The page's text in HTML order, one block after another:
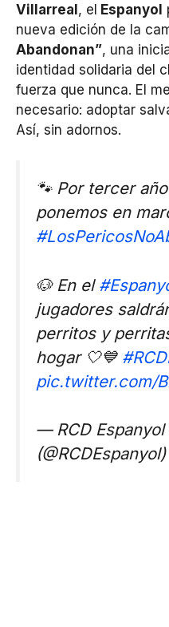
Villarreal, el Espanyol
nueva edición de la
Abandonan”, una
identidad solidaria del
fuerza que nunca. El
necesario: adoptar
Así, sin adornos.
🐾 Por tercer
ponemos en
🐶 En el
jugadores
perritos y
hogar 🤍💙
pic.twitter.com/
— RCD
(@RCDEspanyol)